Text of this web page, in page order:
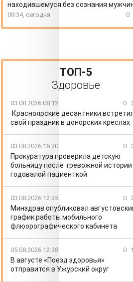
находившемуся без сознания
09:34, сегодня 0
ТОП-5
Здоровье
03.08.2026 08:12 0
Красноярские десантники
свой праздник в донорских креслах
03.08.2026 16:30 0
Прокуратура проверила детскую
больницу после тревожной истории
годовалой пациенткой
03.08.2026 12:35 0
Минздрав опубликовал
график работы мобильного
флюорографического кабинета
05.08.2026 12:38 0
В августе «Поезд здоровья»
отправится в Ужурский округ